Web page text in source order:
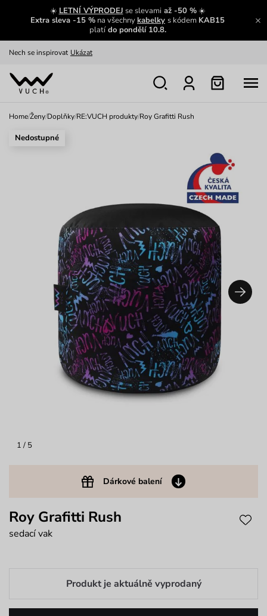
☀️ LETNÍ VÝPRODEJ se slevamiaž -50 %☀️
Extra sleva -15 % na všechnykabelky s kódem KAB15
platído pondělí 10.8.
Výměna a vrácení zdarma Zobrazit
Prohlédnout
Nech se inspirovat Ukázat
Home/Ženy/Doplňky/RE:VUCH produkty/Roy Grafitti Rush
1 / 5
Dárkové balení
Nedostupné
Roy Grafitti Rush
sedací vak
Produkt je aktuálně vyprodaný